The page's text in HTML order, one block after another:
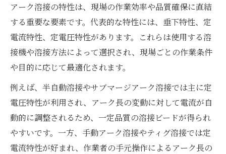
術
溶接特性を正しく把握して現場改善につな
げる
定電圧特性は半自動溶接でなぜ重要か解説
定電圧特性が半自動溶接に求められる理由
半自動溶接の品質向上に欠かせない定電圧
特性
溶接作業で定電圧特性が重要となる背景
定電圧特性の活用で溶接作業の自動化を実
アーク溶接の特性は、現場の作業効率や品質確保に直結
する重要な要素です。代表的な特性には、垂下特性、定
電流特性、定電圧特性があります。これらは使用する溶
接機や溶接方法によって選択され、現場ごとの作業条件
や目的に応じて最適化されます。
例えば、半自動溶接やサブマージアーク溶接では主に定
電圧特性が利用され、アーク長の変動に対して電流が自
動的に調整されるため、一定品質の溶接ビードが得られ
やすいです。一方、手動アーク溶接やティグ溶接では定
電流特性が好まれ、作業者の手元操作によるアーク長の